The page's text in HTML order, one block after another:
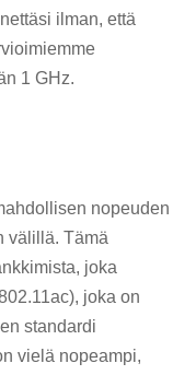
ilman, että
1 GHz.
nopeuden
välillä. Tämä
joka
joka on
standardi
vielä nopeampi,